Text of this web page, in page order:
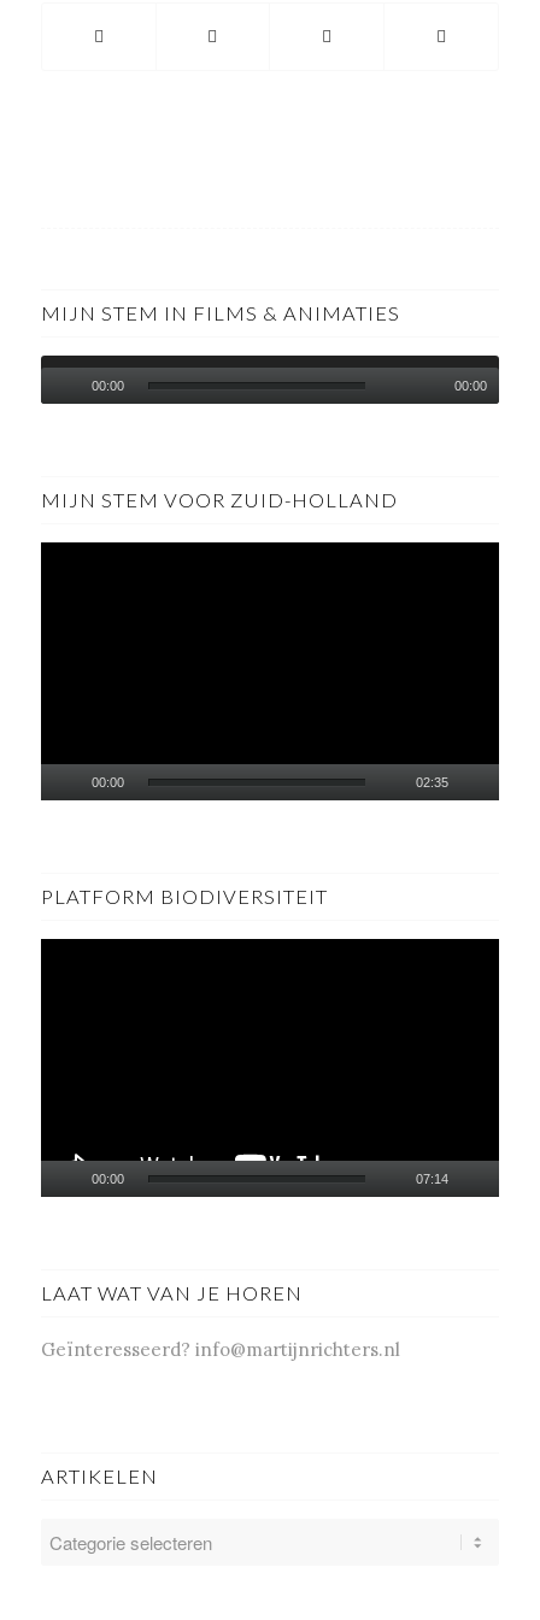
MIJN STEM IN FILMS & ANIMATIES
00:00 00:00
MIJN STEM VOOR ZUID-HOLLAND
00:00 02:35
PLATFORM BIODIVERSITEIT
00:00 07:14
LAAT WAT VAN JE HOREN
Geïnteresseerd? info@martijnrichters.nl
ARTIKELEN
ARTIKELEN